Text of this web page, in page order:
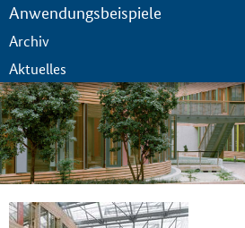
Anwendungsbeispiele
Archiv
Aktuelles